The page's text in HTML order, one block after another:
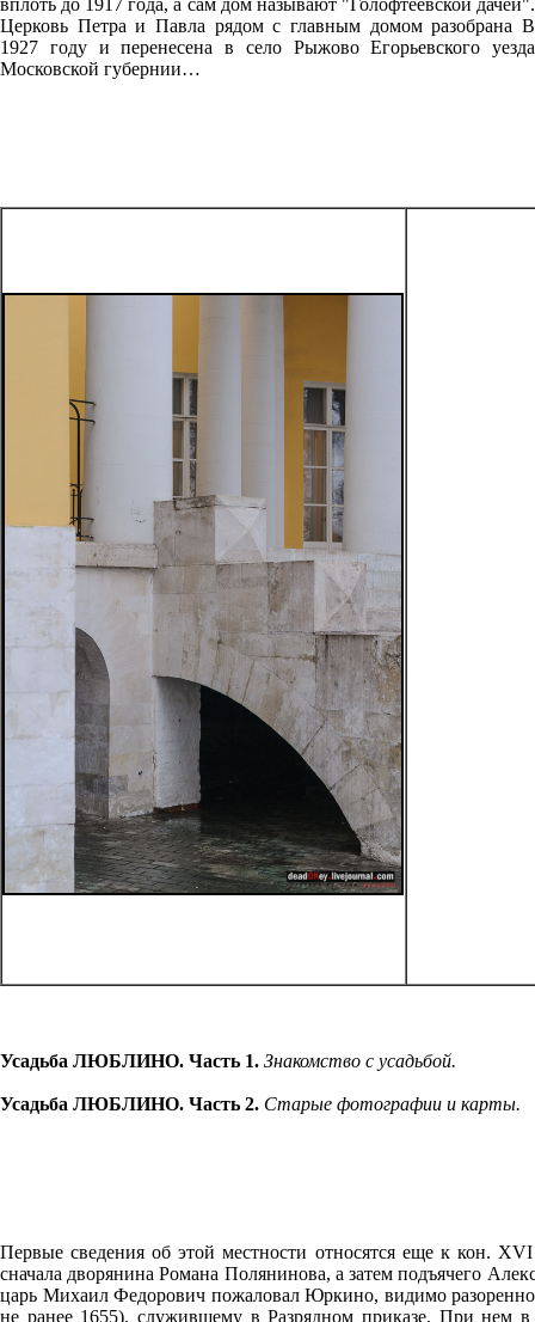
Церковь Петра и Павла рядом с главным домом разобрана В
1927 году и перенесена в село Рыжово Егорьевского уезда
Московской губернии…
Усадьба ЛЮБЛИНО. Часть 1. Знакомство с усадьбой.
Усадьба ЛЮБЛИНО. Часть 2. Старые фотографии и карты.
Первые сведения об этой местности относятся еще к кон.
сначала дворянина Романа Полянинова, а затем подъячего
царь Михаил Федорович пожаловал Юркино, видимо
не ранее 1655), служившему в Разрядном приказе. При нем